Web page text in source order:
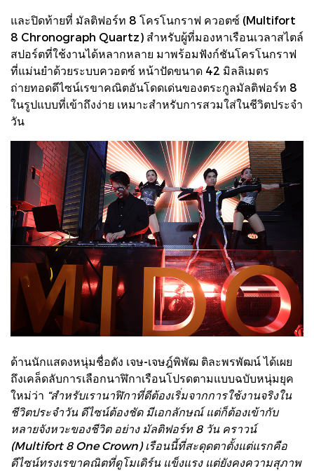
และปิดท้ายที่ มัลติฟอร์ท 8 โครโนกราฟ ควอตซ์ (Multifort
8 Chronograph Quartz) สำหรับผู้ที่มองหาเรือนเวลาสไตล์
สปอร์ตที่ใช้งานได้หลากหลาย มาพร้อมฟังก์ชันโครโนกราฟ
ที่แม่นยำด้วยระบบควอตซ์ หน้าปัดขนาด 42 มิลลิเมตร
ถ่ายทอดดีไซน์เรขาคณิตอันโดดเด่นของตระกูลมัลติฟอร์ท 8
ในรูปแบบที่เข้าถึงง่าย เหมาะสำหรับการสวมใส่ในชีวิตประจำ
วัน
ด้านนักแสดงหนุ่มชื่อดัง เจษ-เจษฎ์พิพัฒ ติละพรพัฒน์ ได้เผย
ถึงเคล็ดลับการเลือกนาฬิกาเรือนโปรดตามแบบฉบับหนุ่มยุค
ใหม่ว่า “สำหรับเรานาฬิกาที่ดีต้องเริ่มจากการใช้งานจริงใน
ชีวิตประจำวัน ดีไซน์ต้องชัด มีเอกลักษณ์ แต่ก็ต้องเข้ากับ
หลายจังหวะของชีวิต อย่าง มัลติฟอร์ท 8 วัน คราวน์
(Multifort 8 One Crown) เรือนนี้ที่สะดุดตาตั้งแต่แรกคือ
ดีไซน์ทรงเรขาคณิตที่ดูโมเดิร์น แข็งแรง แต่ยังคงความสุภาพ